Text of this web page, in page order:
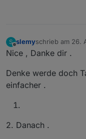
S
Offline
slemyschrieb am 26.
zuletzt editiert
Nice , Danke dir .
Denke werde doch
einfacher .
2. Danach .